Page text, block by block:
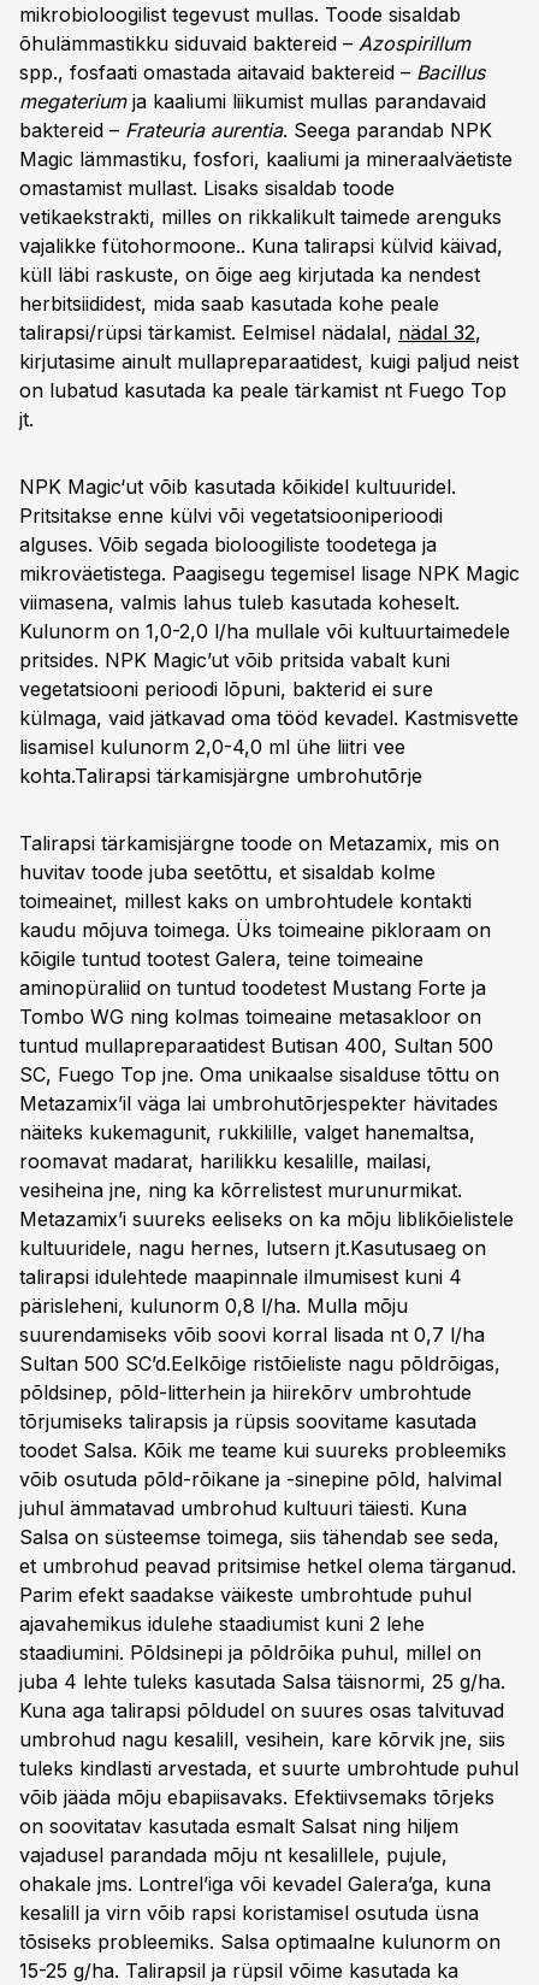
mikrobioloogilist tegevust mullas. Toode sisaldab
õhulämmastikku siduvaid baktereid – Azospirillum
spp., fosfaati omastada aitavaid baktereid – Bacillus
megateriumja kaaliumi liikumist mullas parandavaid
baktereid – Frateuria aurentia. Seega parandab NPK
Magic lämmastiku, fosfori, kaaliumi ja mineraalväetiste
omastamist mullast. Lisaks sisaldab toode
vetikaekstrakti, milles on rikkalikult taimede arenguks
vajalikke fütohormoone.. Kuna talirapsi külvid käivad,
küll läbi raskuste, on õige aeg kirjutada ka nendest
herbitsiididest, mida saab kasutada kohe peale
talirapsi/rüpsi tärkamist. Eelmisel nädalal, nädal 32,
kirjutasime ainult mullapreparaatidest, kuigi paljud neist
on lubatud kasutada ka peale tärkamist nt Fuego Top
jt.
NPK Magic‘ut võib kasutada kõikidel kultuuridel.
Pritsitakse enne külvi või vegetatsiooniperioodi
alguses. Võib segada bioloogiliste toodetega ja
mikroväetistega. Paagisegu tegemisel lisage NPK Magic
viimasena, valmis lahus tuleb kasutada koheselt.
Kulunorm on 1,0-2,0 l/ha mullale või kultuurtaimedele
pritsides. NPK Magic’ut võib pritsida vabalt kuni
vegetatsiooni perioodi lõpuni, bakterid ei sure
külmaga, vaid jätkavad oma tööd kevadel. Kastmisvette
lisamisel kulunorm 2,0-4,0 ml ühe liitri vee
kohta.Talirapsi tärkamisjärgne umbrohutõrje
Talirapsi tärkamisjärgne toode on Metazamix, mis on
huvitav toode juba seetõttu, et sisaldab kolme
toimeainet, millest kaks on umbrohtudele kontakti
kaudu mõjuva toimega. Üks toimeaine pikloraam on
kõigile tuntud tootest Galera, teine toimeaine
aminopüraliid on tuntud toodetest Mustang Forte ja
Tombo WG ning kolmas toimeaine metasakloor on
tuntud mullapreparaatidest Butisan 400, Sultan 500
SC, Fuego Top jne. Oma unikaalse sisalduse tõttu on
Metazamix’il väga lai umbrohutõrjespekter hävitades
näiteks kukemagunit, rukkilille, valget hanemaltsa,
roomavat madarat, harilikku kesalille, mailasi,
vesiheina jne, ning ka kõrrelistest murunurmikat.
Metazamix’i suureks eeliseks on ka mõju liblikõielistele
kultuuridele, nagu hernes, lutsern jt.Kasutusaeg on
talirapsi idulehtede maapinnale ilmumisest kuni 4
pärisleheni, kulunorm 0,8 l/ha. Mulla mõju
suurendamiseks võib soovi korral lisada nt 0,7 l/ha
Sultan 500 SC’d.Eelkõige ristõieliste nagu põldrõigas,
põldsinep, põld-litterhein ja hiirekõrv umbrohtude
tõrjumiseks talirapsis ja rüpsis soovitame kasutada
toodet Salsa. Kõik me teame kui suureks probleemiks
võib osutuda põld-rõikane ja -sinepine põld, halvimal
juhul ämmatavad umbrohud kultuuri täiesti. Kuna
Salsa on süsteemse toimega, siis tähendab see seda,
et umbrohud peavad pritsimise hetkel olema tärganud.
Parim efekt saadakse väikeste umbrohtude puhul
ajavahemikus idulehe staadiumist kuni 2 lehe
staadiumini. Põldsinepi ja põldrõika puhul, millel on
juba 4 lehte tuleks kasutada Salsa täisnormi, 25 g/ha.
Kuna aga talirapsi põldudel on suures osas talvituvad
umbrohud nagu kesalill, vesihein, kare kõrvik jne, siis
tuleks kindlasti arvestada, et suurte umbrohtude puhul
võib jääda mõju ebapiisavaks. Efektiivsemaks tõrjeks
on soovitatav kasutada esmalt Salsat ning hiljem
vajadusel parandada mõju nt kesalillele, pujule,
ohakale jms. Lontrel’iga või kevadel Galera’ga, kuna
kesalill ja virn võib rapsi koristamisel osutuda üsna
tõsiseks probleemiks. Salsa optimaalne kulunorm on
15-25 g/ha. Talirapsil ja rüpsil võime kasutada ka